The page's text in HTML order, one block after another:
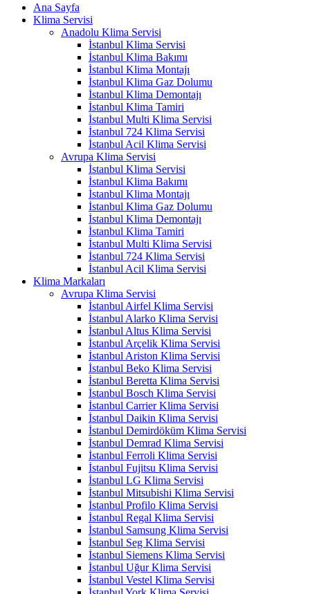
Ana Sayfa
Klima Servisi
Anadolu Klima Servisi
İstanbul Klima Servisi
İstanbul Klima Bakımı
İstanbul Klima Montajı
İstanbul Klima Gaz Dolumu
İstanbul Klima Demontajı
İstanbul Klima Tamiri
İstanbul Multi Klima Servisi
İstanbul 724 Klima Servisi
İstanbul Acil Klima Servisi
Avrupa Klima Servisi
İstanbul Klima Servisi
İstanbul Klima Bakımı
İstanbul Klima Montajı
İstanbul Klima Gaz Dolumu
İstanbul Klima Demontajı
İstanbul Klima Tamiri
İstanbul Multi Klima Servisi
İstanbul 724 Klima Servisi
İstanbul Acil Klima Servisi
Klima Markaları
Avrupa Klima Servisi
İstanbul Airfel Klima Servisi
İstanbul Alarko Klima Servisi
İstanbul Altus Klima Servisi
İstanbul Arçelik Klima Servisi
İstanbul Ariston Klima Servisi
İstanbul Beko Klima Servisi
İstanbul Beretta Klima Servisi
İstanbul Bosch Klima Servisi
İstanbul Carrier Klima Servisi
İstanbul Daikin Klima Servisi
İstanbul Demirdöküm Klima Servisi
İstanbul Demrad Klima Servisi
İstanbul Ferroli Klima Servisi
İstanbul Fujitsu Klima Servisi
İstanbul LG Klima Servisi
İstanbul Mitsubishi Klima Servisi
İstanbul Profilo Klima Servisi
İstanbul Regal Klima Servisi
İstanbul Samsung Klima Servisi
İstanbul Seg Klima Servisi
İstanbul Siemens Klima Servisi
İstanbul Uğur Klima Servisi
İstanbul Vestel Klima Servisi